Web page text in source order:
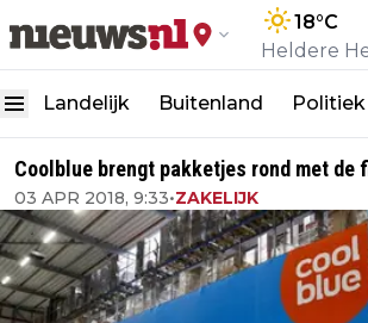
18°C
Heldere
Landelijk Buitenland Politiek
Coolblue brengt pakketjes rond met de
03 APR 2018, 9:33•ZAKELIJK